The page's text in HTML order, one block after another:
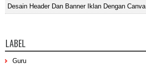
Desain Header Dan Banner Iklan Dengan Canva
LABEL
Guru